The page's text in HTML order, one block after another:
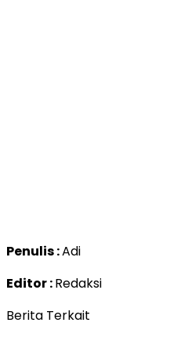
Penulis :Adi
Editor :Redaksi
Berita Terkait